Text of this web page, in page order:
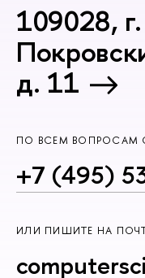
109028,
д. 11
ПО ВСЕМ ВОПРОСАМ
+7 (495)
ИЛИ ПИШИТЕ НА